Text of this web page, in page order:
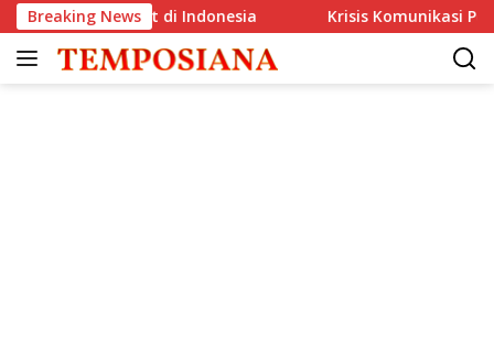
Langsung
ke
konten
Breaking News
Debut di Indonesia Krisis Komunikasi